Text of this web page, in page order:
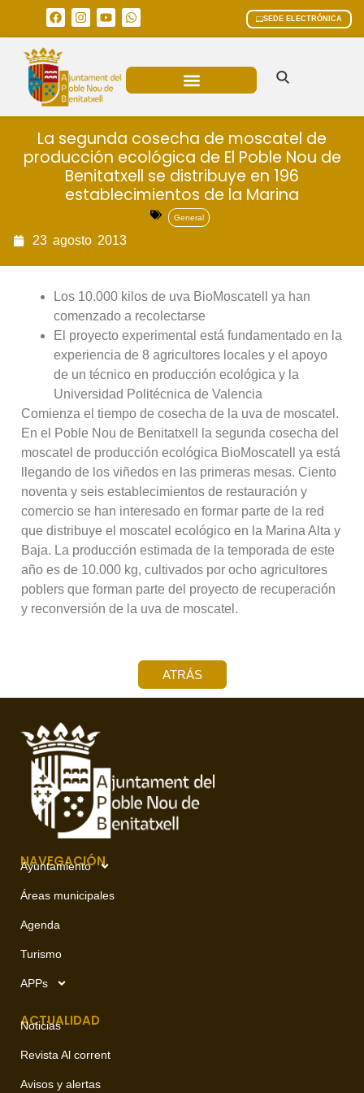
SEDE ELECTRÓNICA
La segunda cosecha de moscatel de
producción ecológica de El Poble Nou de
Benitatxell se distribuye en 196
establecimientos de la Marina
General
23 agosto 2013
Los 10.000 kilos de uva BioMoscatell ya han
comenzado a recolectarse
El proyecto experimental está fundamentado en la
experiencia de 8 agricultores locales y el apoyo
de un técnico en producción ecológica y la
Universidad Politécnica de Valencia
Comienza el tiempo de cosecha de la uva de moscatel.
En el Poble Nou de Benitatxell la segunda cosecha del
moscatel de producción ecológica BioMoscatell ya está
llegando de los viñedos en las primeras mesas. Ciento
noventa y seis establecimientos de restauración y
comercio se han interesado en formar parte de la red
que distribuye el moscatel ecológico en la Marina Alta y
Baja. La producción estimada de la temporada de este
año es de 10.000 kg, cultivados por ocho agricultores
poblers que forman parte del proyecto de recuperación
y reconversión de la uva de moscatel.
ATRÁS
NAVEGACIÓN
Ayuntamiento
Áreas municipales
Agenda
Turismo
APPs
ACTUALIDAD
Noticias
Revista Al corrent
Avisos y alertas